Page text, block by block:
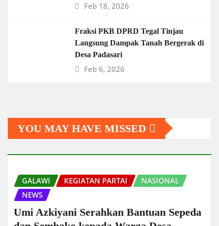
Feb 18, 2026
Fraksi PKB DPRD Tegal Tinjau
Langsung Dampak Tanah Bergerak di
Desa Padasari
Feb 6, 2026
YOU MAY HAVE MISSED
GALAWI KEGIATAN PARTAI
NASIONAL
NEWS
Umi Azkiyani Serahkan Bantuan Sepeda